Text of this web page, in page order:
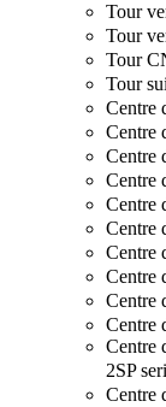
Tour
Tour
Tour
Tour
Centre
Centre
Centre
Centre
Centre
Centre
Centre
Centre
Centre
Centre
Centre
2SP
Centre